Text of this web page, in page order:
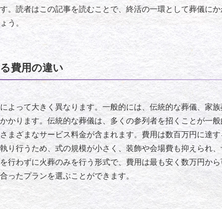
。読者はこの記事を読むことで、終活の一環として葬儀に
う。
費用の違い
よって大きく異なります。一般的には、伝統的な葬儀、家
かります。伝統的な葬儀は、多くの参列者を招くことが一
まざまなサービス料金が含まれます。費用は数百万円に達
り行うため、式の規模が小さく、装飾や会場費も抑えられ
行わずに火葬のみを行う形式で、費用は最も安く数万円か
ったプランを選ぶことができます。